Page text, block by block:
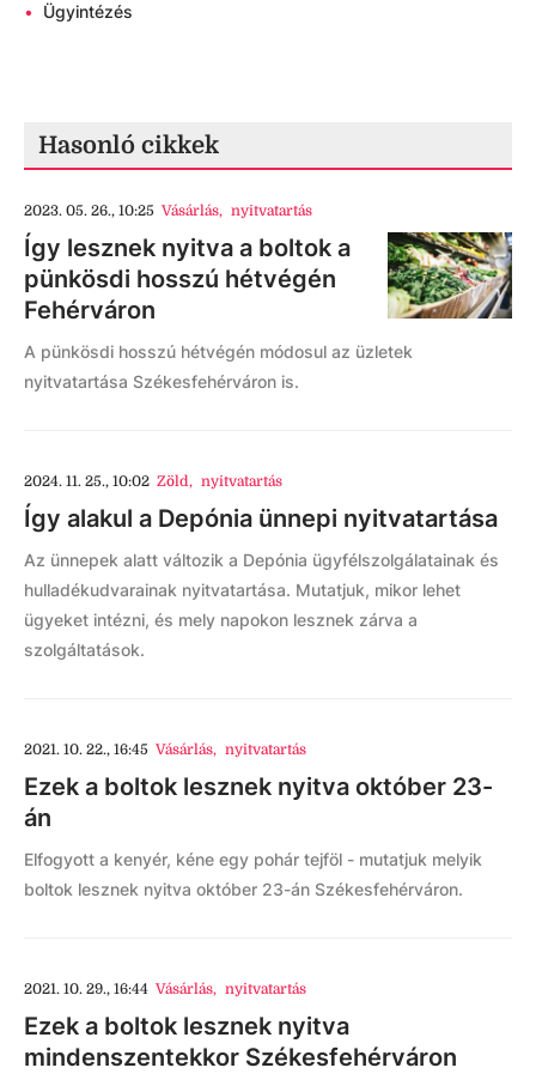
• Ügyintézés
Hasonló cikkek
2023. 05. 26., 10:25 Vásárlás, nyitvatartás
Így lesznek nyitva a boltok a
pünkösdi hosszú hétvégén
Fehérváron
A pünkösdi hosszú hétvégén módosul az üzletek
nyitvatartása Székesfehérváron is.
2024. 11. 25., 10:02 Zöld, nyitvatartás
Így alakul a Depónia ünnepi nyitvatartása
Az ünnepek alatt változik a Depónia ügyfélszolgálatainak és
hulladékudvarainak nyitvatartása. Mutatjuk, mikor lehet
ügyeket intézni, és mely napokon lesznek zárva a
szolgáltatások.
2021. 10. 22., 16:45 Vásárlás, nyitvatartás
Ezek a boltok lesznek nyitva október 23-
án
Elfogyott a kenyér, kéne egy pohár tejföl - mutatjuk melyik
boltok lesznek nyitva október 23-án Székesfehérváron.
2021. 10. 29., 16:44 Vásárlás, nyitvatartás
Ezek a boltok lesznek nyitva
mindenszentekkor Székesfehérváron